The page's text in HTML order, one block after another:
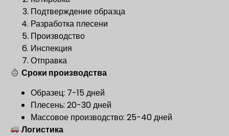
Подтверждение образца
Разработка плесени
Производство
Инспекция
Отправка
Сроки производства
Образец: 7-15 дней
Плесень: 20-30 дней
Массовое производство: 25-40 дней
Логистика